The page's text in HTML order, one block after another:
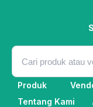
Produk
Tentang Kami